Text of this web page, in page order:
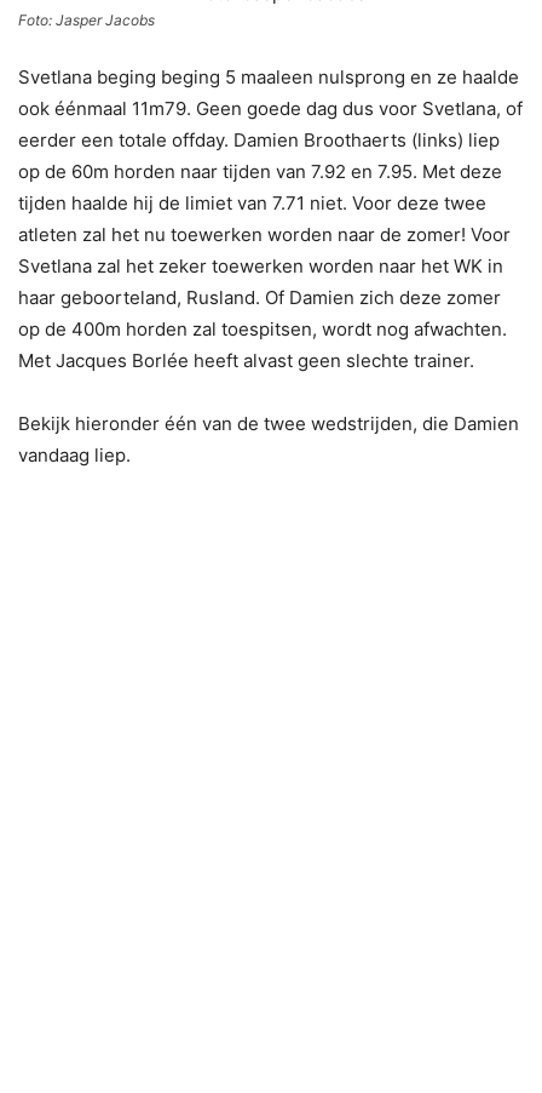
Foto: Jasper Jacobs
Svetlana beging beging 5 maaleen nulsprong en ze haalde
ook éénmaal 11m79. Geen goede dag dus voor Svetlana, of
eerder een totale offday. Damien Broothaerts (links) liep
op de 60m horden naar tijden van 7.92 en 7.95. Met deze
tijden haalde hij de limiet van 7.71 niet. Voor deze twee
atleten zal het nu toewerken worden naar de zomer! Voor
Svetlana zal het zeker toewerken worden naar het WK in
haar geboorteland, Rusland. Of Damien zich deze zomer
op de 400m horden zal toespitsen, wordt nog afwachten.
Met Jacques Borlée heeft alvast geen slechte trainer.
Bekijk hieronder één van de twee wedstrijden, die Damien
vandaag liep.